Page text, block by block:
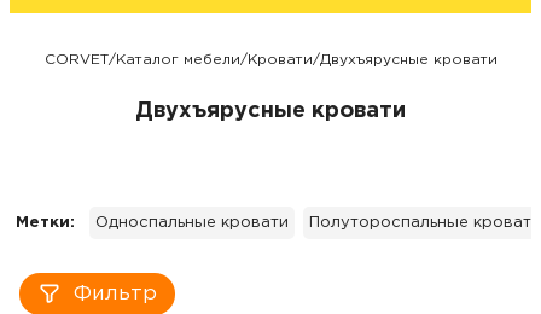
CORVET/Каталог мебели/Кровати/Двухъярусные кровати
Двухъярусные кровати
Метки: Односпальные кровати Полутороспальные кровати
Фильтр